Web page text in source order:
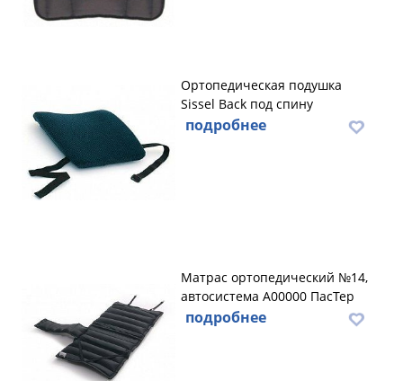
Ортопедическая подушка
Sissel Back под спину
подробнее
Матрас ортопедический №14,
автосистема А00000 ПасТер
подробнее